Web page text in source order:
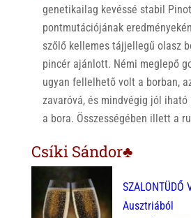
genetikailag kevéssé stabil
pontmutációjának
szőlő kellemes tájjellegű olasz
pincér ajánlott. Némi meglepő
ugyan fellelhető volt a borban,
zavaróvá, és mindvégig jól
a bora. Összességében illett a
Csíki Sándor♣
SZALONTÜDŐ
Ausztriából